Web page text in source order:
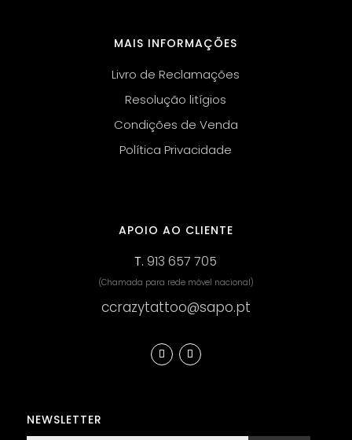
MAIS INFORMAÇÕES
Livro de Reclamações
Resolução litígios
Condições de Venda
Política Privacidade
APOIO AO CLIENTE
T.913 657 705
(Chamada para rede móvel nacional)
ccrazytattoo@sapo.pt
NEWSLETTER